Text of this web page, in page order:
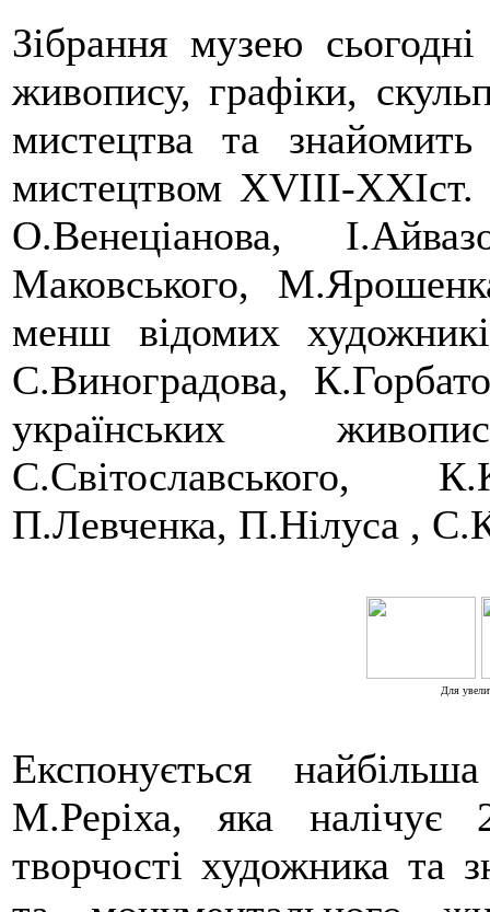
Зібрання музею
живопису, графіки,
мистецтва та
мистецтвом ХVIII-ХХІст.
О.Венеціанова,
Маковського,
менш відомих
С.Виноградова,
українських
С.Світославського,
П.Левченка, П.Нілуса ,
Для
Експонується
М.Реріха, яка налічує
творчості художника та